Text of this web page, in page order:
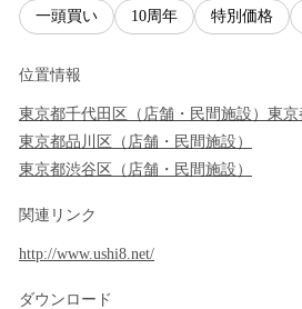
一頭買い 10周年 特別価格
位置情報
東京都千代田区 （ 店舗・民間施設 ） 東京
東京都品川区 （ 店舗・民間施設 ）
東京都渋谷区 （ 店舗・民間施設 ）
関連リンク
http://www.ushi8.net/
ダウンロード